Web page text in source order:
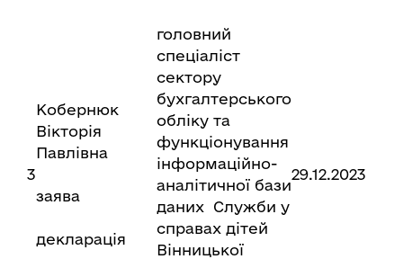
3
Кобернюк
Вікторія
Павлівна
заява
декларація
головний
спеціаліст
сектору
бухгалтерського
обліку та
функціонування
інформаційно-
аналітичної бази
даних Служби у
справах дітей
Вінницької
29.12.2023